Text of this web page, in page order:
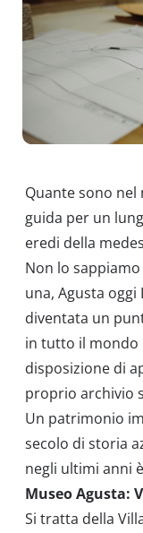
Quante sono nel
guida per un
eredi della
Non lo
una, Agusta
diventata un
in tutto il mondo
disposizione di
proprio archivio
Un patrimonio
secolo di storia
negli ultimi anni
Museo Agusta:
Si tratta della